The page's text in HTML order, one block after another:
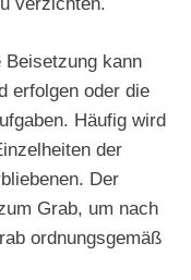
Beisetzung kann
erfolgen oder die
Häufig wird
der
Der
Grab, um nach
ordnungsgemäß